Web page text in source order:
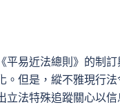
平易近法總則》的制
。但是，縱不雅現行
立法特殊追蹤關心以